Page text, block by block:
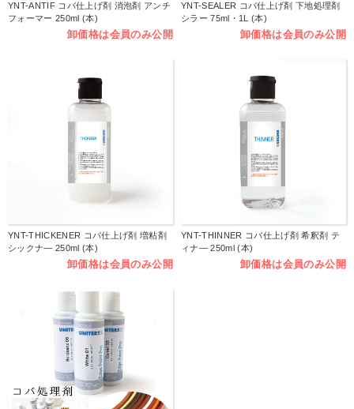
YNT-ANTIF コバ仕上げ剤 消泡剤 アンチ
フォーマー 250ml (本)
卸価格は会員のみ公開
YNT-SEALER コバ仕上げ剤 下地処理剤
シラー 75ml・1L (本)
卸価格は会員のみ公開
YNT-THICKENER コバ仕上げ剤 増粘剤
シックナ― 250ml (本)
卸価格は会員のみ公開
YNT-THINNER コバ仕上げ剤 希釈剤 テ
ィナ― 250ml (本)
卸価格は会員のみ公開